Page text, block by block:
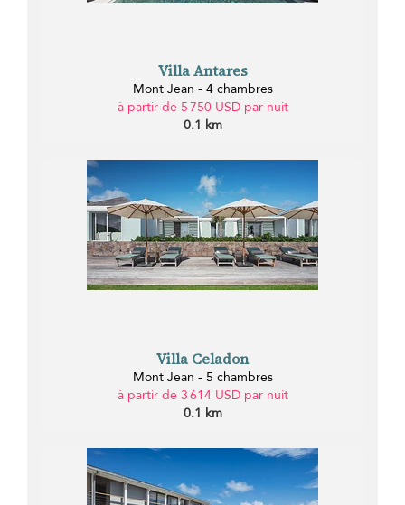
Villa Antares
Mont Jean - 4 chambres
à partir de 5 750 USD par nuit
0.1 km
Villa Celadon
Mont Jean - 5 chambres
à partir de 3 614 USD par nuit
0.1 km